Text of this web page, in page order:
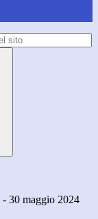
30 maggio 2024